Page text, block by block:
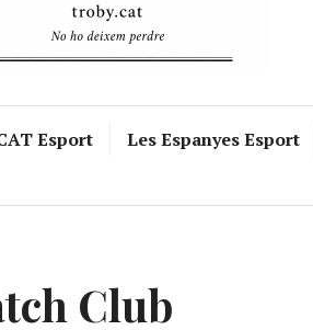
Esport Les Espanyes Esport
Club